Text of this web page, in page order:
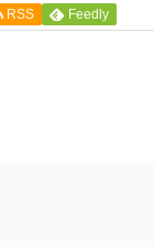
RSS Feedly